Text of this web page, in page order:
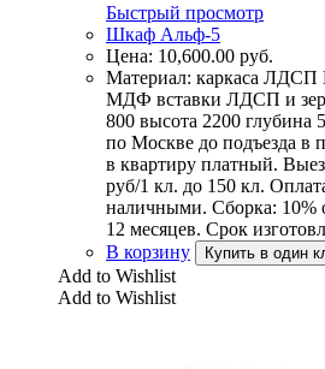
Быстрый просмотр
Шкаф Альф-5
Цена: 10,600.00 руб.
Материал: каркаса ЛДСП
МДФ вставки ЛДСП и
800 высота 2200 глубина
по Москве до подъезда
в квартиру платный.
руб/1 кл. до 150 кл.
наличными. Сборка: 10%
12 месяцев. Срок
В корзину
Купить в один
Add to Wishlist
Add to Wishlist